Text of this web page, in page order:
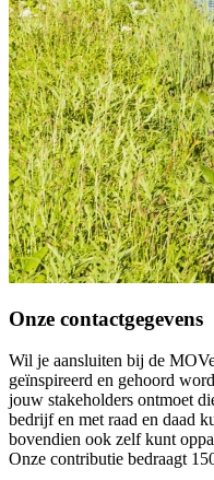
Onze contactgegevens
Wil je aansluiten bij de
geïnspireerd en gehoord
jouw stakeholders ontmoet
bedrijf en met raad en daad
bovendien ook zelf kunt
Onze contributie bedraagt